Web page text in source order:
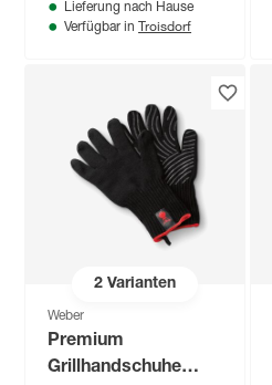
Lieferung nach Hause
Verfügbar in Troisdorf
2Varianten
Weber
Premium
Grillhandschuhe